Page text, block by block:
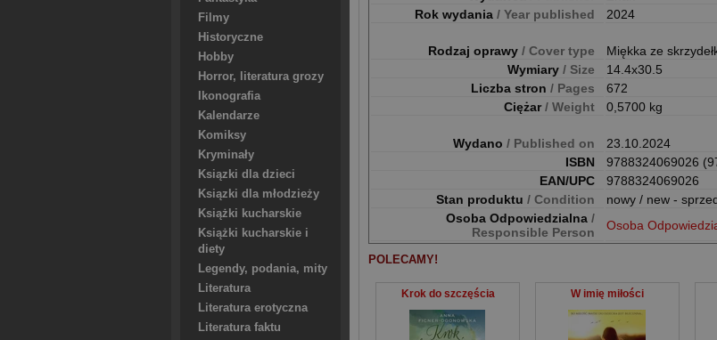
Filmy
Historyczne
Hobby
Horror, literatura grozy
Ikonografia
Kalendarze
Komiksy
Kryminały
Ksiązki dla dzieci
Ksiązki dla młodzieży
Książki kucharskie
Książki kucharskie i
diety
Legendy, podania, mity
Literatura
Literatura erotyczna
Literatura faktu
Rok wydania / Year published 2024
Rodzaj oprawy / Cover type
Miękka ze
Wymiary / Size
14.4x30.5
Liczba stron / Pages
672
Ciężar/ Weight 0,5700 kg
Wydano / Published on
23.10.2024
ISBN
9788324069026
EAN/UPC
9788324069026
Stan produktu / Condition
nowy / new -
Osoba Odpowiedzialna /
Responsible Person
Osoba
POLECAMY!
Krok do szczęścia W imię miłości